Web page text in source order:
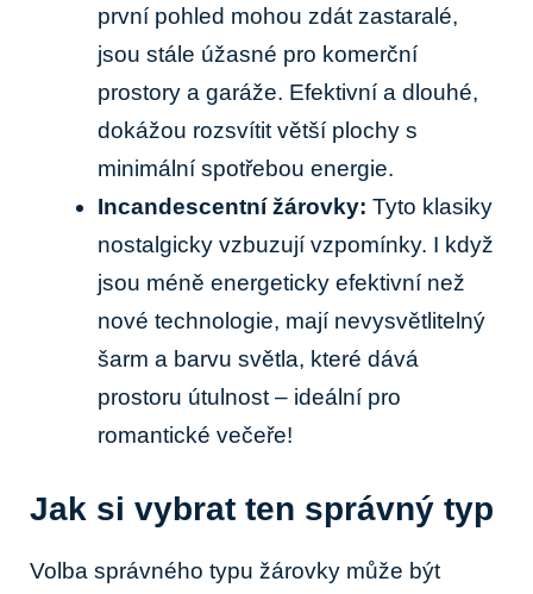
první pohled mohou zdát zastaralé,
jsou stále úžasné pro komerční
prostory a garáže. Efektivní a dlouhé,
dokážou rozsvítit větší plochy s
minimální spotřebou energie.
Incandescentní žárovky: Tyto klasiky
nostalgicky vzbuzují vzpomínky. I když
jsou méně energeticky efektivní než
nové technologie, mají nevysvětlitelný
šarm a barvu světla, které dává
prostoru útulnost – ideální pro
romantické večeře!
Jak si vybrat ten správný typ
Volba správného typu žárovky může být